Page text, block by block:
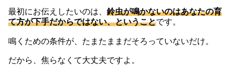
最初にお伝えしたいのは、 鈴虫が鳴かないのはあなたの育
て方が下手だからではない、ということです。
鳴くための条件が、たまたままだそろっていないだけ。
だから、焦らなくて大丈夫ですよ。